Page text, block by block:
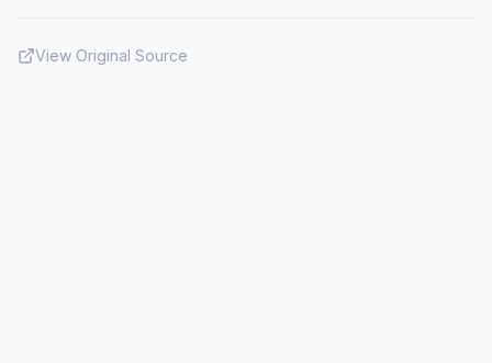
View Original Source